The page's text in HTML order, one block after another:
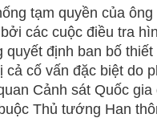
tạm quyền của ông
các cuộc điều tra
quyết định ban bố thiết
cả cố vấn đặc biệt do
Cảnh sát Quốc gia
Thủ tướng Han